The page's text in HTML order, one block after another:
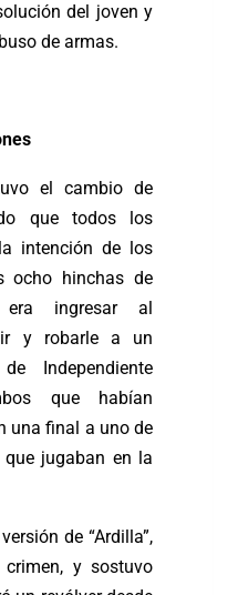
del joven y
de armas.
el cambio de
que todos los
intención de los
ocho hinchas de
era ingresar al
y robarle a un
Independiente
que habían
una final a uno de
jugaban en la
de “Ardilla”,
y sostuvo